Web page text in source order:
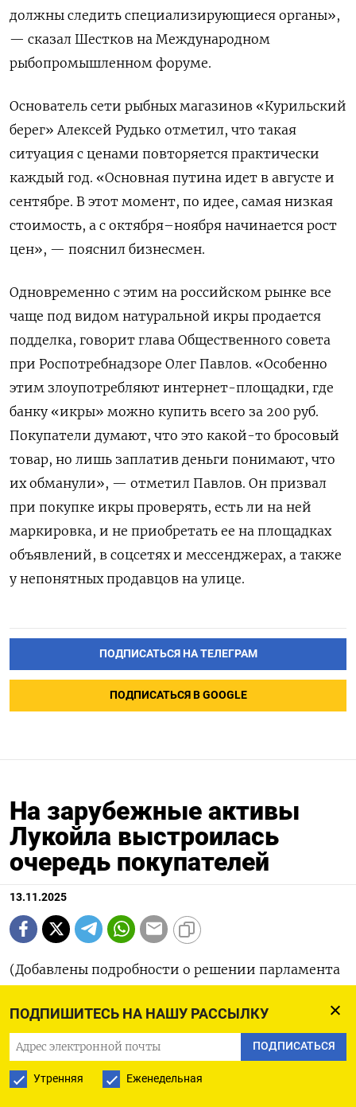
ПОДПИШИТЕСЬ НА НАШУ РАССЫЛКУ
ПОДПИСАТЬСЯ
Утренняя Еженедельная
должны следить специализирующиеся органы»,
— сказал Шестков на Международном
рыбопромышленном форуме.
Основатель сети рыбных магазинов «Курильский
берег» Алексей Рудько отметил, что такая
ситуация с ценами повторяется практически
каждый год. «Основная путина идет в августе и
сентябре. В этот момент, по идее, самая низкая
стоимость, а с октября–ноября начинается рост
цен», — пояснил бизнесмен.
Одновременно с этим на российском рынке все
чаще под видом натуральной икры продается
подделка, говорит глава Общественного совета
при Роспотребнадзоре Олег Павлов. «Особенно
этим злоупотребляют интернет-площадки, где
банку «икры» можно купить всего за 200 руб.
Покупатели думают, что это какой-то бросовый
товар, но лишь заплатив деньги понимают, что
их обманули», — отметил Павлов. Он призвал
при покупке икры проверять, есть ли на ней
маркировка, и не приобретать ее на площадках
объявлений, в соцсетях и мессенджерах, а также
у непонятных продавцов на улице.
ПОДПИСАТЬСЯ НА ТЕЛЕГРАМ
ПОДПИСАТЬСЯ В GOOGLE
На зарубежные активы
Лукойла выстроилась
очередь покупателей
13.11.2025
(Добавлены подробности о решении парламента
13 ноя (Рейтер) - Международные активы
российского нефтяного гиганта Лукойл
привлекают потенциальных покупателей от